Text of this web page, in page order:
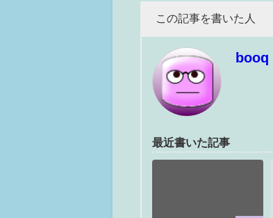
この記事を書いた人
booq
最近書いた記事